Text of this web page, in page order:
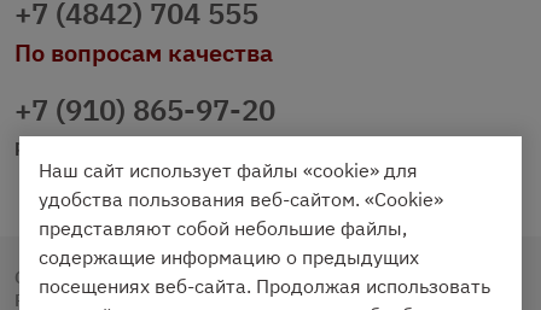
+7 (4842) 704 555
По вопросам качества
+7 (910) 865-97-20
prazdnichniy40@palmi.ru
Copyright © 2020 - 2026. Праздничный Стол.
Разработка и продвижение - Vegas Studio
Наш сайт использует файлы «cookie» для
удобства пользования веб-сайтом. «Cookie»
представляют собой небольшие файлы,
содержащие информацию о предыдущих
посещениях веб-сайта. Продолжая использовать